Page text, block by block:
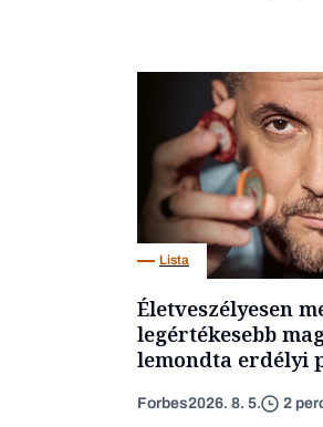
Lista
Életveszélyesen
legértékesebb
lemondta erdélyi
Forbes2026. 8. 5. 2